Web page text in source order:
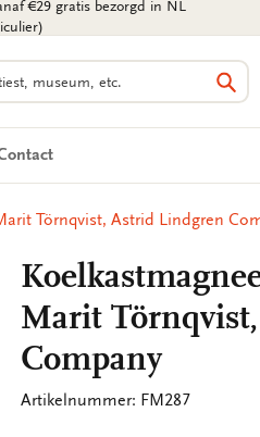
€29 gratis bezorgd in NL
Törnqvist, Astrid Lindgren
Marit
Company
Artikelnummer: FM287